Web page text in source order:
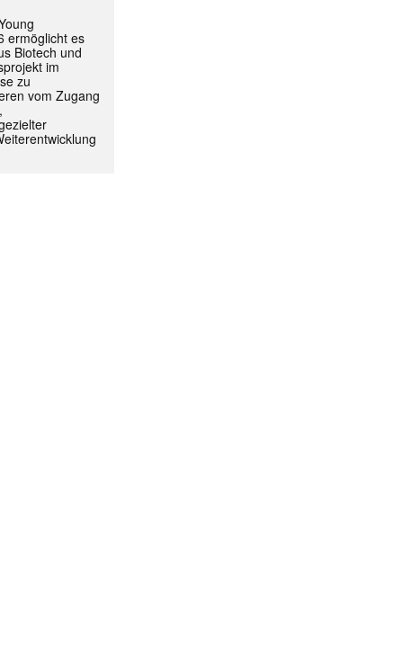
ermöglicht es
Biotech und
im
zu
vom Zugang